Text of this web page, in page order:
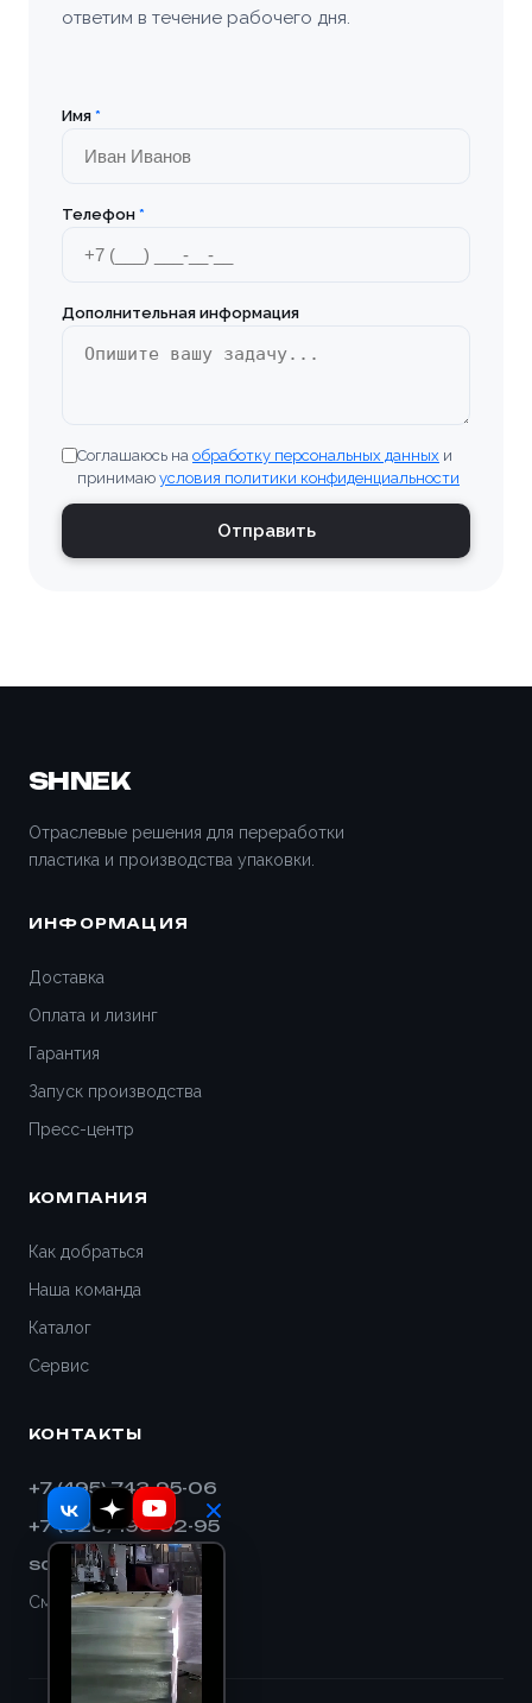
ответим в течение рабочего дня.
Имя *
Телефон *
Дополнительная информация
Соглашаюсь на обработку персональных данных и
принимаю условия политики конфиденциальности
Отправить
SHNEK
Отраслевые решения для переработки
пластика и производства упаковки.
ИНФОРМАЦИЯ
Доставка
Оплата и лизинг
Гарантия
Запуск производства
Пресс-центр
КОМПАНИЯ
Как добраться
Наша команда
Каталог
Сервис
КОНТАКТЫ
+7 (495) 743-95-06
+7 (928) 193-32-95
sales@shnek.ru
Смотреть на карте